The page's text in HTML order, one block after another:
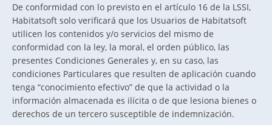
De conformidad con lo previsto en el artículo 16 de la LSSI,
Habitatsoft solo verificará que los Usuarios de Habitatsoft
utilicen los contenidos y/o servicios del mismo de
conformidad con la ley, la moral, el orden público, las
presentes Condiciones Generales y, en su caso, las
condiciones Particulares que resulten de aplicación cuando
tenga “conocimiento efectivo” de que la actividad o la
información almacenada es ilícita o de que lesiona bienes o
derechos de un tercero susceptible de indemnización.